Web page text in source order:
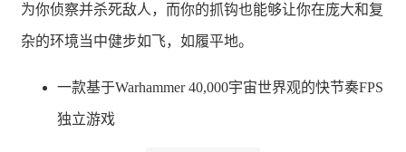
为你侦察并杀死敌人，而你的抓钩也能够让你在庞大和复
杂的环境当中健步如飞，如履平地。
一款基于Warhammer 40,000宇宙世界观的快节奏FPS
独立游戏